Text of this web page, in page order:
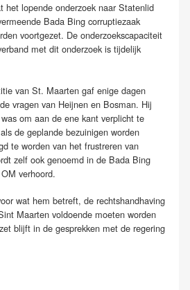
het lopende onderzoek naar Statenlid
Bada Bing corruptiezaak
voortgezet. De onderzoekscapaciteit
met dit onderzoek is tijdelijk
van St. Maarten gaf enige dagen
vragen van Heijnen en Bosman. Hij
om aan de ene kant verplicht te
de geplande bezuinigen worden
te worden van het frustreren van
zelf ook genoemd in de Bada Bing
verhoord.
wat hem betreft, de rechtshandhaving
Maarten voldoende moeten worden
blijft in de gesprekken met de regering